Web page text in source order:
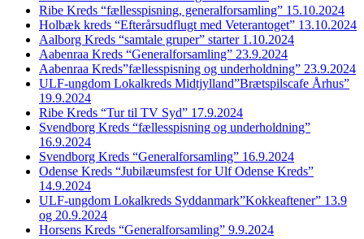
Ribe Kreds “fællesspisning, generalforsamling” 15.10.2024
Holbæk kreds “Efterårsudflugt med Veterantoget” 13.10.2024
Aalborg Kreds “samtale gruper” starter 1.10.2024
Aabenraa Kreds “Generalforsamling” 23.9.2024
Aabenraa Kreds”fællesspisning og underholdning” 23.9.2024
ULF-ungdom Lokalkreds Midtjylland”Brætspilscafe Århus”
19.9.2024
Ribe Kreds “Tur til TV Syd” 17.9.2024
Svendborg Kreds “fællesspisning og underholdning”
16.9.2024
Svendborg Kreds “Generalforsamling” 16.9.2024
Odense Kreds “Jubilæumsfest for Ulf Odense Kreds”
14.9.2024
ULF-ungdom Lokalkreds Syddanmark”Kokkeaftener” 13.9
og 20.9.2024
Horsens Kreds “Generalforsamling” 9.9.2024